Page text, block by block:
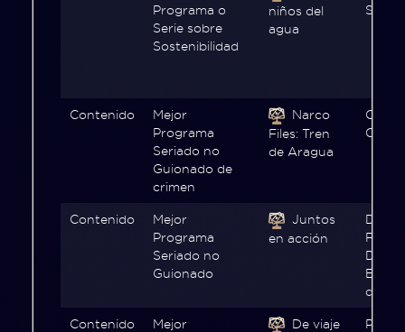
Programa o
Serie sobre
Sostenibilidad
niños del
agua
Señal
Contenido
Mejor
Programa
Seriado no
Guionado de
crimen
Narco
Files: Tren
de Aragua
CNN
CNN
Contenido
Mejor
Programa
Seriado no
Guionado
Juntos
en acción
de
Contenido
Mejor
De viaje
Prime